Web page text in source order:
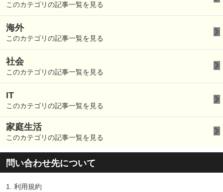
このカテゴリの記事一覧を見る
海外
このカテゴリの記事一覧を見る
社会
このカテゴリの記事一覧を見る
IT
このカテゴリの記事一覧を見る
家庭生活
このカテゴリの記事一覧を見る
問い合わせ先について
1. 利用規約